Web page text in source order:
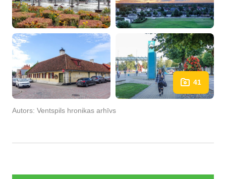
41
Autors: Ventspils hronikas arhīvs